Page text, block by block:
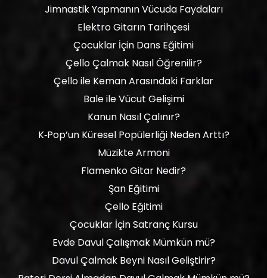
Jimnastik Yapmanın Vücuda Faydaları
Elektro Gitarın Tarihçesi
Çocuklar İçin Dans Eğitimi
Çello Çalmak Nasıl Öğrenilir?
Çello ile Keman Arasındaki Farklar
Bale ile Vücut Gelişimi
Kanun Nasıl Çalınır?
K‑Pop’un Küresel Popülerliği Neden Arttı?
Müzikte Armoni
Flamenko Gitar Nedir?
Şan Eğitimi
Çello Eğitimi
Çocuklar İçin Satranç Kursu
Evde Davul Çalışmak Mümkün mü?
Davul Çalmak Beyni Nasıl Geliştirir?